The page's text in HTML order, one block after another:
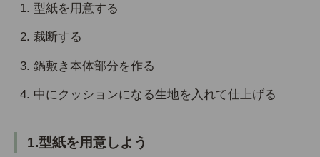
型紙を用意する
裁断する
鍋敷き本体部分を作る
中にクッションになる生地を入れて仕上げる
1.型紙を用意しよう